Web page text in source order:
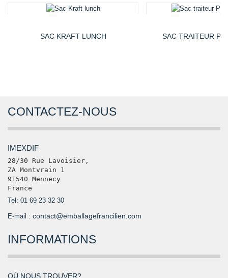
SAC KRAFT LUNCH SAC TRAITEUR
CONTACTEZ-NOUS
IMEXDIF
28/30 Rue Lavoisier,
ZA Montvrain 1
91540 Mennecy
France
Tel: 01 69 23 32 30
E-mail : contact@emballagefrancilien.com
INFORMATIONS
OÙ NOUS TROUVER?